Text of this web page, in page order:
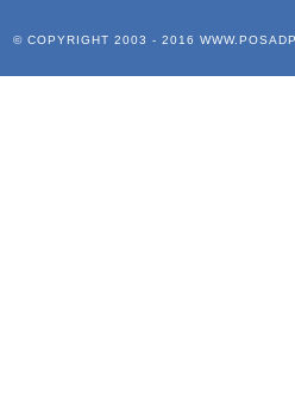
© COPYRIGHT 2003 - 2016